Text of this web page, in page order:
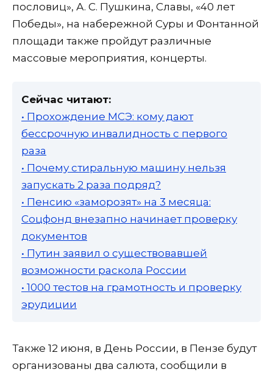
пословиц», А. С. Пушкина, Славы, «40 лет
Победы», на набережной Суры и Фонтанной
площади также пройдут различные
массовые мероприятия, концерты.
Сейчас читают:
• Прохождение МСЭ: кому дают
бессрочную инвалидность с первого
раза
• Почему стиральную машину нельзя
запускать 2 раза подряд?
• Пенсию «заморозят» на 3 месяца:
Соцфонд внезапно начинает проверку
документов
• Путин заявил о существовавшей
возможности раскола России
• 1000 тестов на грамотность и проверку
эрудиции
Также 12 июня, в День России, в Пензе будут
организованы два салюта, сообщили в